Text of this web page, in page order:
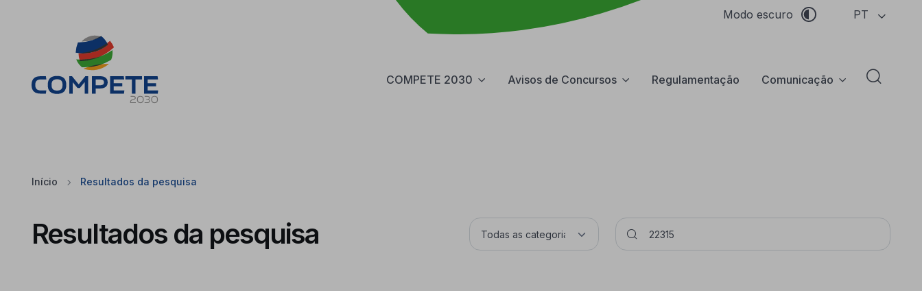
Modo escuro PT
COMPETE 2030 Avisos de Concursos Regulamentação Comunicação Abrir
Início Resultados da pesquisa
Resultados da pesquisa